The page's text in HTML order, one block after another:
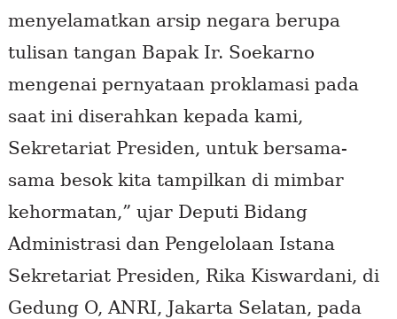
menyelamatkan arsip negara berupa
tulisan tangan Bapak Ir. Soekarno
mengenai pernyataan proklamasi pada
saat ini diserahkan kepada kami,
Sekretariat Presiden, untuk bersama-
sama besok kita tampilkan di mimbar
kehormatan,” ujar Deputi Bidang
Administrasi dan Pengelolaan Istana
Sekretariat Presiden, Rika Kiswardani, di
Gedung O, ANRI, Jakarta Selatan, pada